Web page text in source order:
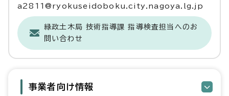
a2811@ryokuseidoboku.city.nagoya.lg.jp
緑政土木局 技術指導課 指導検査担当へのお
問い合わせ
事業者向け情報